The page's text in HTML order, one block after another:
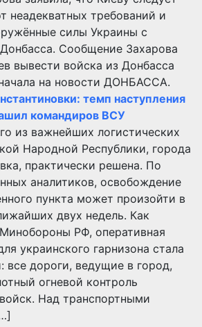
неадекватных требований и
силы Украины с
Сообщение Захарова
вывести войска из Донбасса
на новости ДОНБАССА.
темп наступления
командиров ВСУ
из важнейших логистических
Народной Республики, города
практически решена. По
аналитиков, освобождение
пункта может произойти в
двух недель. Как
РФ, оперативная
украинского гарнизона стала
все дороги, ведущие в город,
огневой контроль
Над транспортными